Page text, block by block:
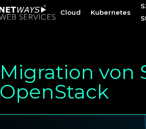
Cloud Kubernetes
Cloud Kubernetes
Migration von
OpenStack